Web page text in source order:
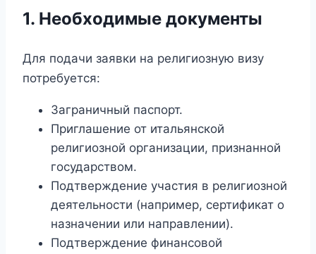
1. Необходимые документы
Для подачи заявки на религиозную визу
потребуется:
Заграничный паспорт.
Приглашение от итальянской
религиозной организации, признанной
государством.
Подтверждение участия в религиозной
деятельности (например, сертификат о
назначении или направлении).
Подтверждение финансовой